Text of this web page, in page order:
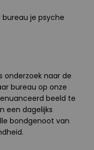
je psyche
onderzoek naar de
bureau op onze
beeld te
een dagelijks
bondgenoot van